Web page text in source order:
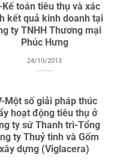
Kế toán tiêu thụ và xác
kết quả kinh doanh tại
ty TNHH Thương mại
Phúc Hưng
24/10/2013
Một số giải pháp thúc
hoạt động tiêu thụ ở
ty sứ Thanh trì-Tổng
ty Thuỷ tinh và Gốm
xây dựng (Viglacera)